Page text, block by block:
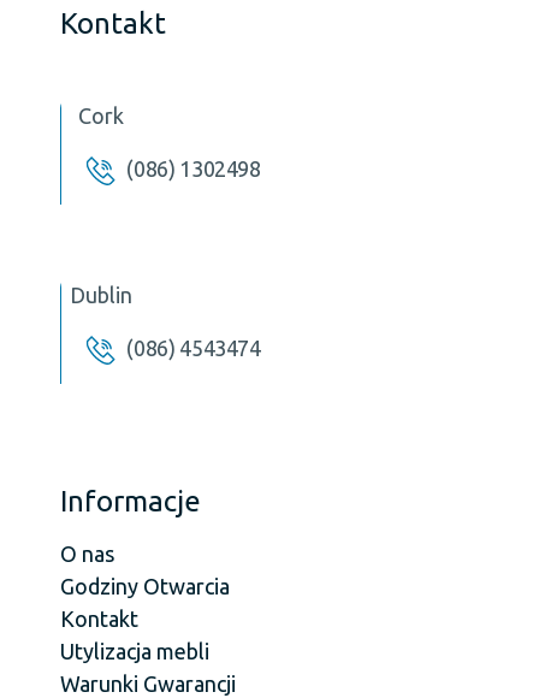
Kontakt
Cork
(086) 1302498
Dublin
(086) 4543474
Informacje
O nas
Godziny Otwarcia
Kontakt
Utylizacja mebli
Warunki Gwarancji